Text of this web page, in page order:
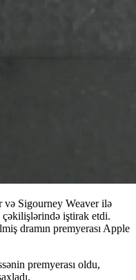
və Sigourney Weaver ilə
iştirak etdi.
dramın premyerası Apple
premyerası oldu,